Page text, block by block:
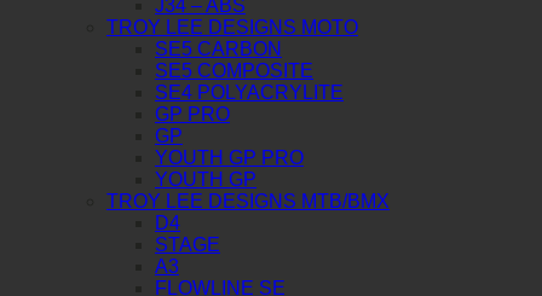
J34 – ABS
TROY LEE DESIGNS MOTO
SE5 CARBON
SE5 COMPOSITE
SE4 POLYACRYLITE
GP PRO
GP
YOUTH GP PRO
YOUTH GP
TROY LEE DESIGNS MTB/BMX
D4
STAGE
A3
FLOWLINE SE